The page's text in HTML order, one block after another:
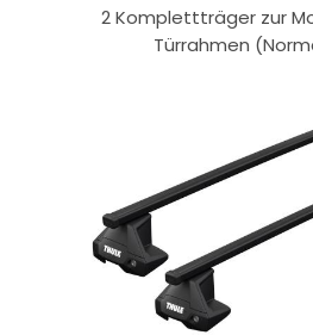
2 Komplettträger zur
Türrahmen